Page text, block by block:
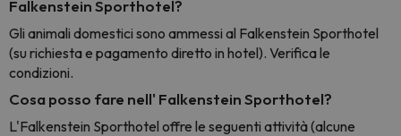
Falkenstein Sporthotel?
Gli animali domestici sono ammessi al Falkenstein Sporthotel
(su richiesta e pagamento diretto in hotel). Verifica le
condizioni.
Cosa posso fare nell' Falkenstein Sporthotel?
L'Falkenstein Sporthotel offre le seguenti attività (alcune